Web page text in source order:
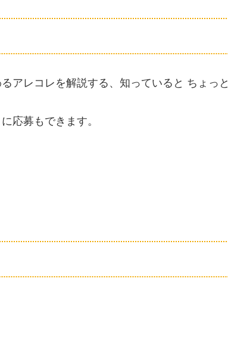
アレコレを解説する、知っていると ちょっと
応募もできます。